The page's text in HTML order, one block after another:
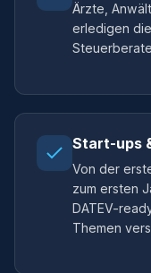
Ärzte,
erledigen
Start-ups
Von der
zum ersten
DATEV-
Themen